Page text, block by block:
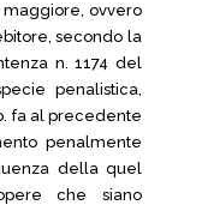
ovvero
secondo la
n. 1174 del
penalistica,
fa al precedente
penalmente
della quel
che siano